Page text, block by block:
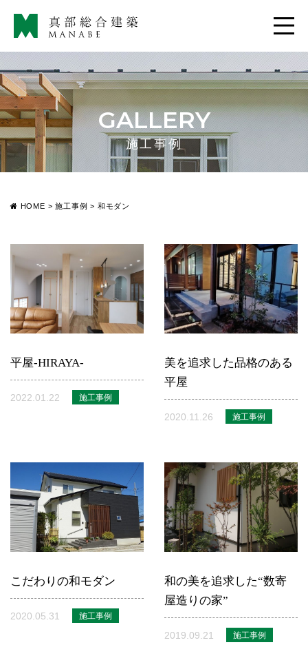
GALLERY
施工事例
HOME >施工事例 > 和モダン
平屋-HIRAYA-
2022.01.22 施工事例
美を追求した品格のある
平屋
2020.11.26 施工事例
こだわりの和モダン
2020.05.31 施工事例
和の美を追求した“数寄
屋造りの家”
2019.09.21 施工事例